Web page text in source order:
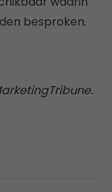
besproken.